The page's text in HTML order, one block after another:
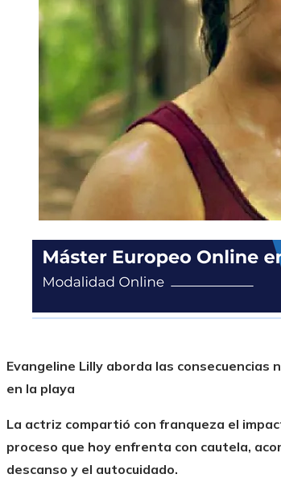
Evangeline Lilly aborda las
en la playa
La actriz compartió con franqueza el
proceso que hoy enfrenta con cautela,
descanso y el autocuidado.